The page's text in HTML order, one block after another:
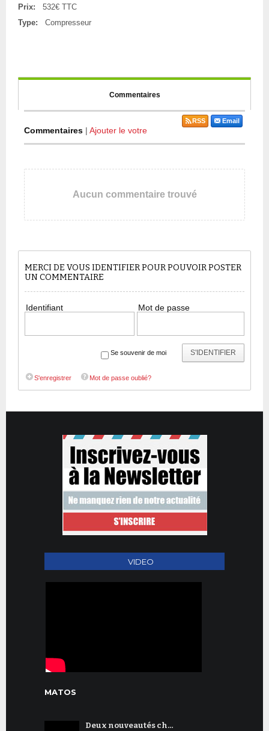
Prix:
532€ TTC
Type:
Compresseur
Commentaires
Commentaires | Ajouter le votre
Email
RSS
Aucun commentaire trouvé
MERCI DE VOUS IDENTIFIER POUR POUVOIR POSTER
UN COMMENTAIRE
Identifiant Mot de passe
S'IDENTIFIER
Se souvenir de moi
S'enregistrer Mot de passe oublié?
VIDEO
MATOS
Deux nouveautés ch…